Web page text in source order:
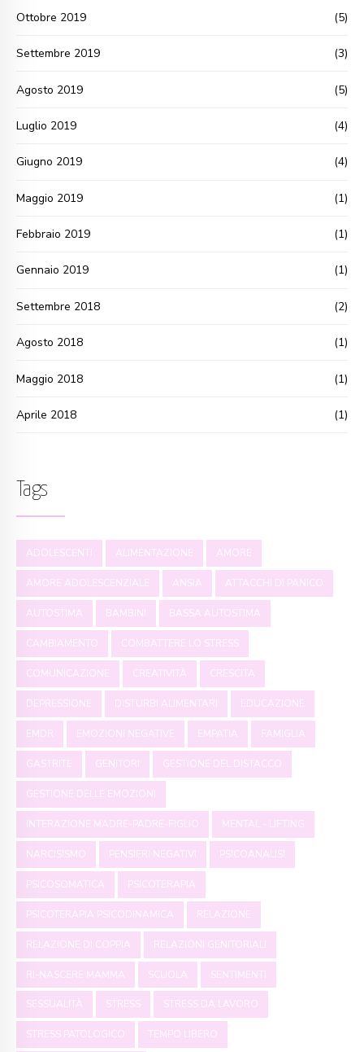
Ottobre 2019 (5)
Settembre 2019 (3)
Agosto 2019 (5)
Luglio 2019 (4)
Giugno 2019 (4)
Maggio 2019 (1)
Febbraio 2019 (1)
Gennaio 2019 (1)
Settembre 2018 (2)
Agosto 2018 (1)
Maggio 2018 (1)
Aprile 2018 (1)
Tags
ADOLESCENTI ALIMENTAZIONE AMORE
AMORE ADOLESCENZIALE ANSIA ATTACCHI DI PANICO
AUTOSTIMA BAMBINI BASSA AUTOSTIMA
CAMBIAMENTO COMBATTERE LO STRESS
COMUNICAZIONE CREATIVITÀ CRESCITA
DEPRESSIONE DISTURBI ALIMENTARI EDUCAZIONE
EMDR EMOZIONI NEGATIVE EMPATIA FAMIGLIA
GASTRITE GENITORI GESTIONE DEL DISTACCO
GESTIONE DELLE EMOZIONI
INTERAZIONE MADRE-PADRE-FIGLIO MENTAL - LIFTING
NARCISISMO PENSIERI NEGATIVI PSICOANALISI
PSICOSOMATICA PSICOTERAPIA
PSICOTERAPIA PSICODINAMICA RELAZIONE
RELAZIONE DI COPPIA RELAZIONI GENITORIALI
RI-NASCERE MAMMA SCUOLA SENTIMENTI
SESSUALITÀ STRESS STRESS DA LAVORO
STRESS PATOLOGICO TEMPO LIBERO